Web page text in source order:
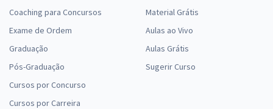
Coaching para Concursos
Exame de Ordem
Graduação
Pós-Graduação
Cursos por Concurso
Cursos por Carreira
Material Grátis
Aulas ao Vivo
Aulas Grátis
Sugerir Curso